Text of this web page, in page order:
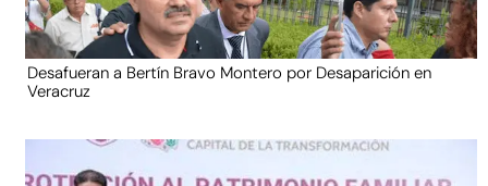
Desafueran a Bertín Bravo Montero por Desaparición en
Veracruz